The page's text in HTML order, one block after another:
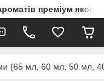
преміум
(65 мл, 60 мл, 50 мл,